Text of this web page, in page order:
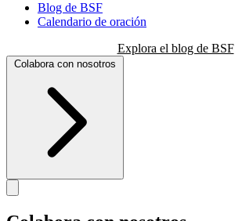
Blog de BSF
Calendario de oración
Explora el blog de BSF
Colabora con nosotros